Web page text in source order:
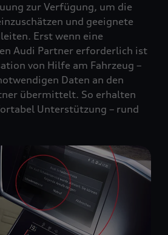
zur Verfügung, um die
und geeignete
Erst wenn eine
Audi Partner erforderlich ist
von Hilfe am Fahrzeug –
Daten an den
übermittelt. So erhalten
Unterstützung – rund